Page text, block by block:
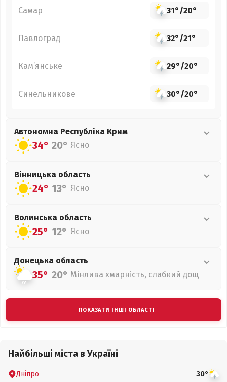
Самар 31°/20°
Павлоград 32°/21°
Кам’янське 29°/20°
Синельникове 30°/20°
Автономна Республіка Крим
34° 20° Ясно
Вінницька область
24° 13° Ясно
Волинська область
25° 12° Ясно
Донецька область
35° 20° Мінлива хмарність, слабкий дощ
ПОКАЗАТИ ІНШІ ОБЛАСТІ
Найбільші міста в Україні
Дніпро 30°